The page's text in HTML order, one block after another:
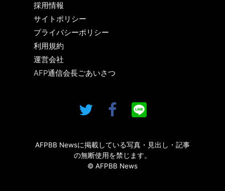
採用情報
サイトポリシー
プライバシーポリシー
利用規約
運営会社
AFP通信会長ごあいさつ
AFPBB Newsに掲載している写真・見出し・記事
の無断使用を禁じます。
© AFPBB News